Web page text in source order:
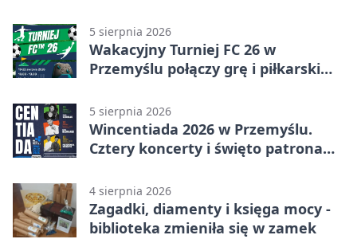
5 sierpnia 2026
Wakacyjny Turniej FC 26 w
Przemyślu połączy grę i piłkarski
5 sierpnia 2026
Wincentiada 2026 w Przemyślu.
Cztery koncerty i święto patrona
4 sierpnia 2026
Zagadki, diamenty i księga mocy -
biblioteka zmieniła się w zamek